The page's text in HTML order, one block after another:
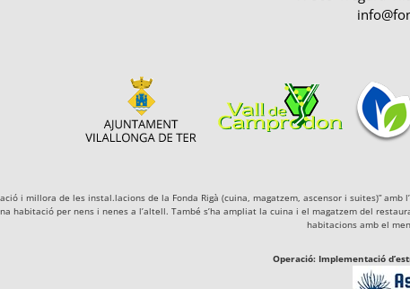
i millora de les instal.lacions de la Fonda Rigà (cuina, magatzem, ascensor i suites)”
habitació per nens i nenes a l’altell. També s’ha ampliat la cuina i el magatzem del
habitacions amb el
Operació: Implementació